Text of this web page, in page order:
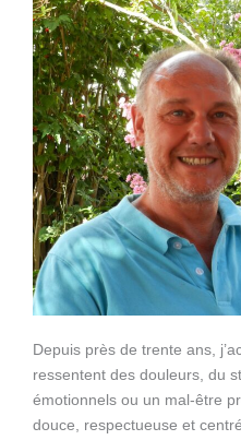
Depuis près de trente ans,
ressentent des douleurs, du
émotionnels ou un mal-être
douce, respectueuse et